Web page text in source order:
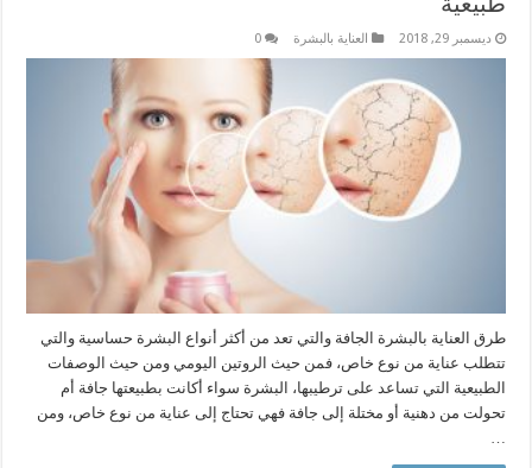
ديسمبر 29, 2018 العناية بالبشرة 0
طرق العناية بالبشرة الجافة والتي تعد من أكثر أنواع البشرة حساسية والتي
تتطلب عناية من نوع خاص، فمن حيث الروتين اليومي ومن حيث الوصفات
الطبيعية التي تساعد على ترطيبها، البشرة سواء أكانت بطبيعتها جافة أم
تحولت من دهنية أو مختلة إلى جافة فهي تحتاج إلى عناية من نوع خاص، ومن